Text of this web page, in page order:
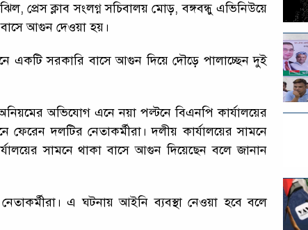
ক্লাব সংলগ্ন সচিবালয় মোড়, বঙ্গবন্ধু এভিনিউয়ে
বাসে আগুন দেওয়া হয়।
একটি সরকারি বাসে আগুন দিয়ে দৌড়ে পালাচ্ছেন দুই
অভিযোগ এনে নয়া পল্টনে বিএনপি কার্যালয়ের
দলটির নেতাকর্মীরা। দলীয় কার্যালয়ের সামনে
সামনে থাকা বাসে আগুন দিয়েছেন বলে জানান
এ ঘটনায় আইনি ব্যবস্থা নেওয়া হবে বলে